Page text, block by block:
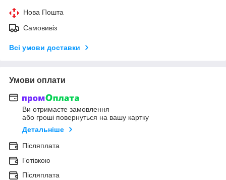
Нова Пошта
Самовивіз
Всі умови доставки
Умови оплати
Ви отримаєте замовлення
або гроші повернуться на вашу картку
Детальніше
Післяплата
Готівкою
Післяплата